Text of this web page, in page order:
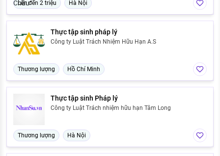
Lên đến 2 triệu Hà Nội
Thực tập sinh pháp lý
Công ty Luật Trách Nhiệm Hữu Hạn A.S
Thương lượng Hồ Chí Minh
Thực tập sinh Pháp lý
Công ty Luật Trách nhiệm hữu hạn Tâm Long
Thương lượng Hà Nội